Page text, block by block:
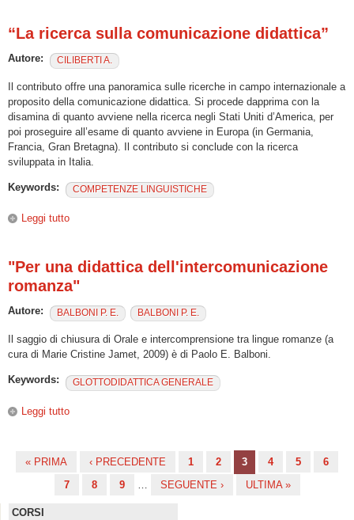
“La ricerca sulla comunicazione didattica”
Autore: CILIBERTI A.
Il contributo offre una panoramica sulle ricerche in campo internazionale a
proposito della comunicazione didattica. Si procede dapprima con la
disamina di quanto avviene nella ricerca negli Stati Uniti d’America, per
poi proseguire all’esame di quanto avviene in Europa (in Germania,
Francia, Gran Bretagna). Il contributo si conclude con la ricerca
sviluppata in Italia.
Keywords: COMPETENZE LINGUISTICHE
Leggi tutto
"Per una didattica dell'intercomunicazione
romanza"
Autore: BALBONI P. E. BALBONI P. E.
Il saggio di chiusura di Orale e intercomprensione tra lingue romanze (a
cura di Marie Cristine Jamet, 2009) è di Paolo E. Balboni.
Keywords: GLOTTODIDATTICA GENERALE
Leggi tutto
« PRIMA ‹ PRECEDENTE 1 2 3 4 5
6
7
8 9 SEGUENTE › ULTIMA »
CORSI